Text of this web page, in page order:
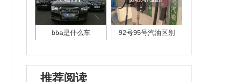
bba是什么车 92号95号汽油区别
推荐阅读